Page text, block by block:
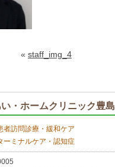
« staff_img_4
い・ホームクリニック豊島
訪問診療・緩和ケア
ミナルケア・認知症